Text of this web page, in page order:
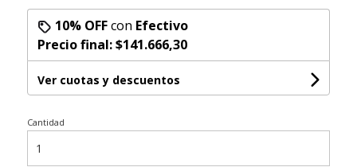
10% OFFcon Efectivo
Precio final:$141.666,30
Ver cuotas y descuentos
Cantidad